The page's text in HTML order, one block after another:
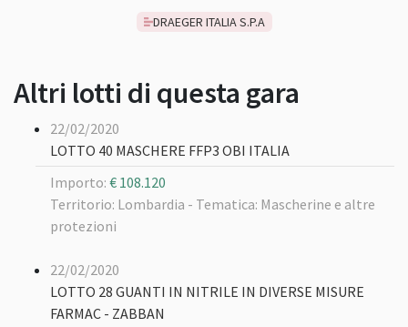
DRAEGER ITALIA S.P.A
Altri lotti di questa gara
22/02/2020
LOTTO 40 MASCHERE FFP3 OBI ITALIA
Importo: € 108.120
Territorio: Lombardia - Tematica: Mascherine e altre
protezioni
22/02/2020
LOTTO 28 GUANTI IN NITRILE IN DIVERSE MISURE
FARMAC - ZABBAN